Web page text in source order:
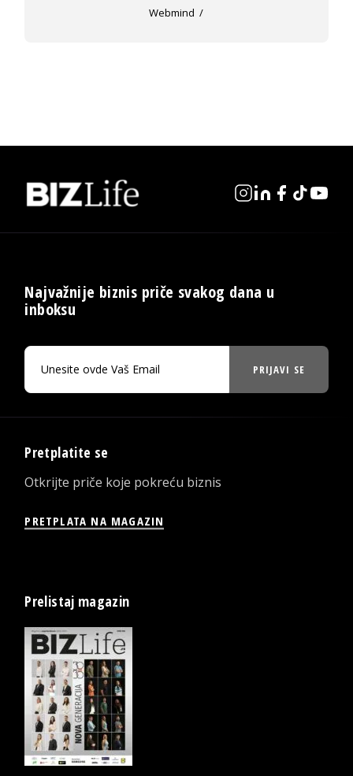
Webmind
Najvažnije biznis priče svakog dana u
inboksu
PRIJAVI SE
Pretplatite se
Otkrijte priče koje pokreću biznis
PRETPLATA NA MAGAZIN
Prelistaj magazin